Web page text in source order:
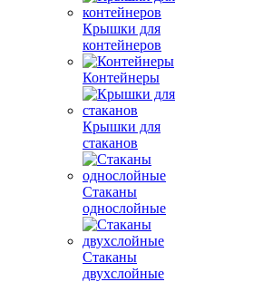
Крышки для
контейнеров
Контейнеры
Крышки для
стаканов
Стаканы
однослойные
Стаканы
двухслойные